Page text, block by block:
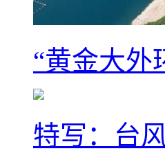
“黄金大外
特写：台